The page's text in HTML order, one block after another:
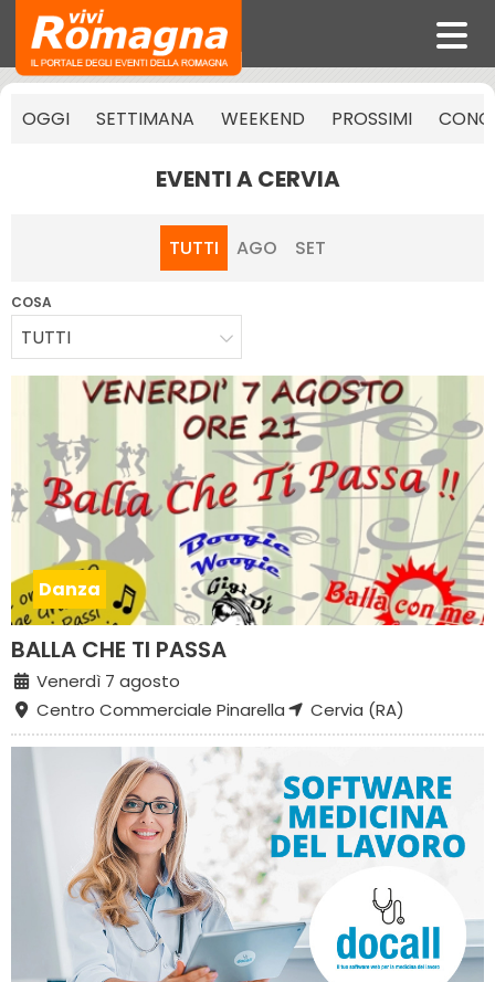
OGGI SETTIMANA WEEKEND PROSSIMI
EVENTI A CERVIA
TUTTI AGO SET
COSA
TUTTI
Danza
BALLA CHE TI PASSA
Venerdì 7 agosto
Centro Commerciale Pinarella
Cervia (RA)